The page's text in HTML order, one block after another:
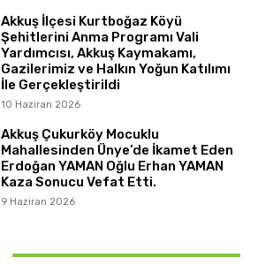
Akkuş İlçesi Kurtboğaz Köyü
Şehitlerini Anma Programı Vali
Yardımcısı, Akkuş Kaymakamı,
Gazilerimiz ve Halkın Yoğun Katılımı
İle Gerçekleştirildi
10 Haziran 2026
Akkuş Çukurköy Mocuklu
Mahallesinden Ünye’de İkamet Eden
Erdoğan YAMAN Oğlu Erhan YAMAN
Kaza Sonucu Vefat Etti.
9 Haziran 2026